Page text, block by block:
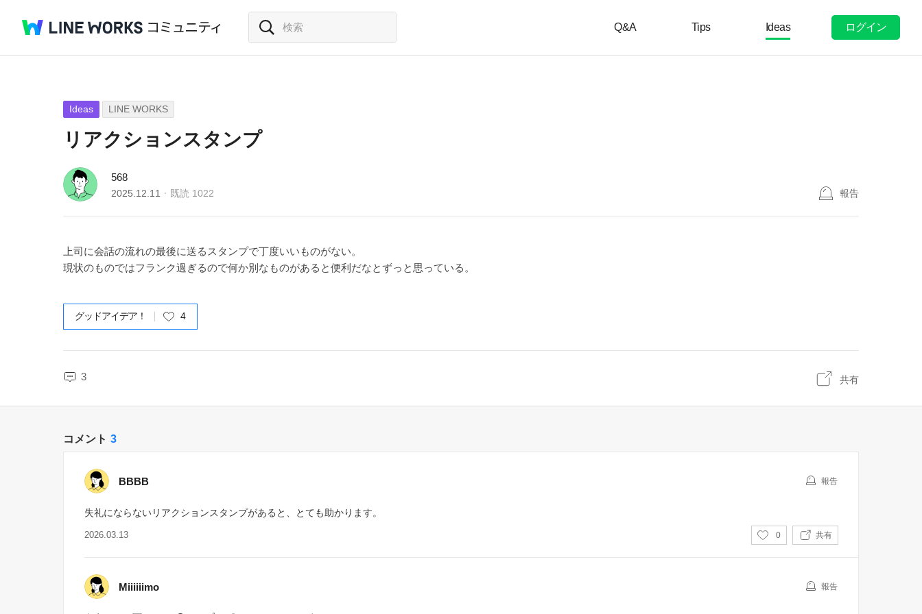
Q&A Tips Ideas ログイン
Ideas LINE WORKS
リアクションスタンプ
568
2025.12.11 既読 1022 報告
上司に会話の流れの最後に送るスタンプで丁度いいものがない。
現状のものではフランク過ぎるので何か別なものがあると便利だなとずっと思っている。
グッドアイデア！ 4
3 共有
コメント 3
BBBB 報告
失礼にならないリアクションスタンプがあると、とても助かります。
2026.03.13
い
0 共有
Miiiiiimo 報告